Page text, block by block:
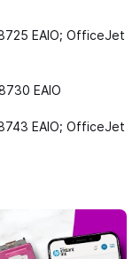
EAIO; OfficeJet
EAIO
EAIO; OfficeJet